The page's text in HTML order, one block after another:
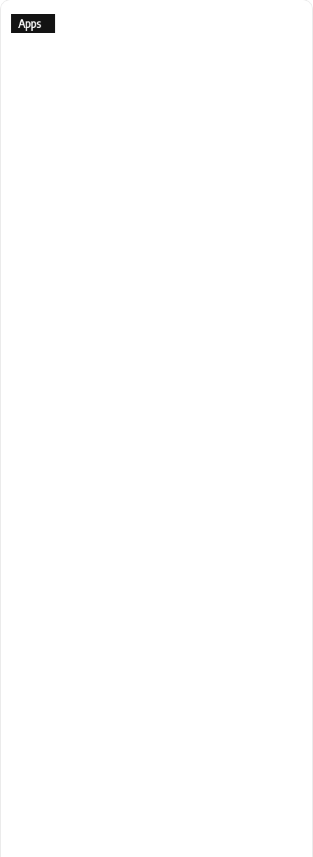
Apps